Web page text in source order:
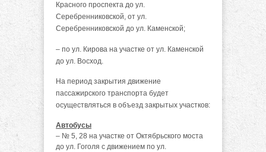
Красного проспекта до ул.
Серебренниковской, от ул.
Серебренниковской до ул. Каменской;
– по ул. Кирова на участке от ул. Каменской
до ул. Восход.
На период закрытия движение
пассажирского транспорта будет
осуществляться в объезд закрытых участков:
Автобусы
– № 5, 28 на участке от Октябрьского моста
до ул. Гоголя с движением по ул.